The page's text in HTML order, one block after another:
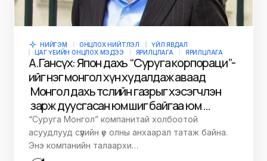
НИЙГЭМ ОНЦЛОХ НИЙТЛЭЛ
ҮЙЛ ЯВДАЛ
ЦАГ ҮЕИЙН ОНЦЛОХ МЭДЭЭ
ЯРИЛЦЛАГА ЯРИЛЦЛАГА
А.Гансүх: Япон дахь “Суруга корпораци”-
ийг нэг монгол хүн худалдаж аваад
Монгол дахь төслийн газрыг хэсэгчлэн
зарж дуусгасан юм шиг байгаа юм …
“Суруга Монгол” компанитай холбоотой
асуудлууд сүүлийн үе олны анхаарал татаж байна.
Энэ компанийн талаархи…